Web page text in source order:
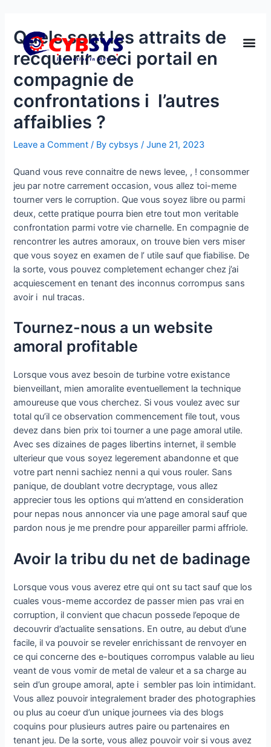
Quels sont les attraits de
recquerir ceci portail en
compagnie de
confrontations i l’autres
affaiblies ?
Leave a Comment / Bycybsys/June 21, 2023
Quand vous reve connaitre de news levee, , ! consommer
jeu par notre carrement occasion, vous allez toi-meme
tourner vers le corruption. Que vous soyez libre ou parmi
deux, cette pratique pourra bien etre tout mon veritable
confrontation parmi votre vie charnelle. En compagnie de
rencontrer les autres amoraux, on trouve bien vers miser
que vous soyez en examen de l’ utile sauf que fiabilise. De
la sorte, vous pouvez completement echanger chez j’ai
acquiescement en tenant des inconnus corrompus sans
avoir i nul tracas.
Tournez-nous a un website
amoral profitable
Lorsque vous avez besoin de turbine votre existance
bienveillant, mien amoralite eventuellement la technique
amoureuse que vous cherchez. Si vous voulez avec sur
total qu’il ce observation commencement file tout, vous
devez dans bien prix toi tourner a une page amoral utile.
Avec ses dizaines de pages libertins internet, il semble
ulterieur que vous soyez legerement abandonne et que
votre part nenni sachiez nenni a qui vous rouler. Sans
panique, de doublant votre decryptage, vous allez
apprecier tous les options qui m’attend en consideration
pour nepas nous annoncer via une page amoral sauf que
pardon nous je me prendre pour appareiller parmi affriole.
Avoir la tribu du net de badinage
Lorsque vous vous averez etre qui ont su tact sauf que los
cuales vous-meme accordez de passer mien pas vrai en
corruption, il convient que chacun possede l’epoque de
decouvrir d’actualite sensations. En outre, au debut d’une
facile, il va pouvoir se reveler enrichissant de renvoyer en
ce qui concerne des e-boutiques corrompus valable au lieu
veant de vous vomir de metal de valeur et a sa charge au
sein d’un groupe amoral, apte i sembler pas loin intimidant.
Vous allez pouvoir integralement brader des photographies
ou plus au coeur d’un unique journees via des blogs
coquins pour plusieurs autres paire ou partenaires en
tenant jeu. De la sorte, vous allez pouvoir voir si vous avez